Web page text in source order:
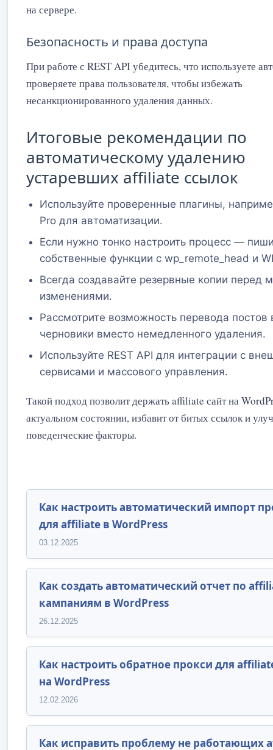
на сервере.
Безопасность и права доступа
При работе с REST API убедитесь, что используете
проверяете права пользователя, чтобы избежать
несанкционированного удаления данных.
Итоговые рекомендации по
автоматическому удалению
устаревших affiliate ссылок
Используйте проверенные плагины,
Pro для автоматизации.
Если нужно тонко настроить процесс —
собственные функции с wp_remote_head и
Всегда создавайте резервные копии перед
изменениями.
Рассмотрите возможность перевода постов
черновики вместо немедленного удаления.
Используйте REST API для интеграции с
сервисами и массового управления.
Такой подход позволит держать affiliate сайт на
актуальном состоянии, избавит от битых ссылок и
поведенческие факторы.
Как настроить автоматический импорт
для affiliate в WordPress
03.12.2025
Как создать автоматический отчет по
кампаниям в WordPress
26.12.2025
Как настроить обратное прокси для
на WordPress
12.02.2026
Как исправить проблему не работающих